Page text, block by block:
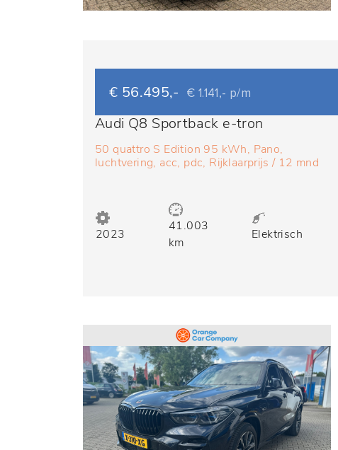
€ 56.495,- € 1.141,- p/m
Audi Q8 Sportback e-tron
50 quattro S Edition 95 kWh, Pano,
luchtvering, acc, pdc, Rijklaarprijs / 12 mnd
2023
41.003
km
Elektrisch